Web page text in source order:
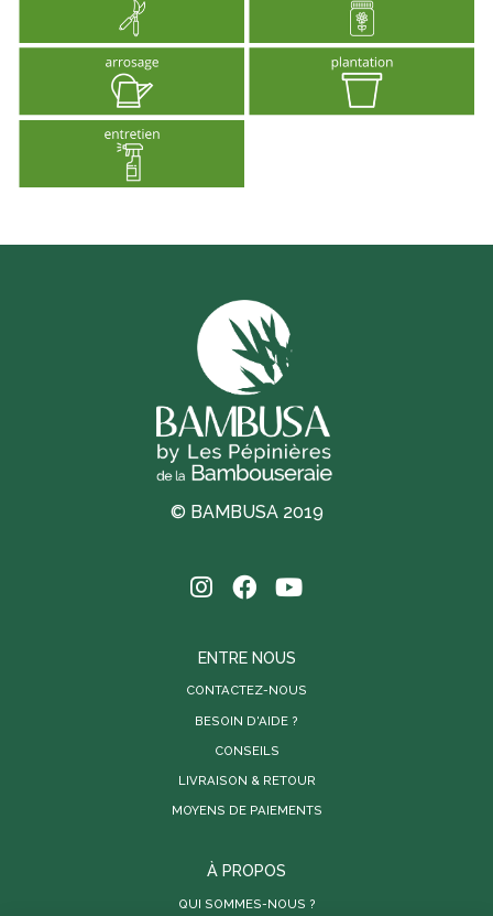
© BAMBUSA 2019
ENTRE NOUS
CONTACTEZ-NOUS
BESOIN D'AIDE ?
CONSEILS
LIVRAISON & RETOUR
MOYENS DE PAIEMENTS
À PROPOS
QUI SOMMES-NOUS ?